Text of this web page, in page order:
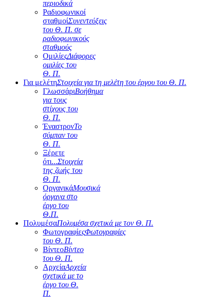
περιοδικά
Ραδιοφωνικοί
σταθμοίΣυνεντεύξεις
του Θ. Π. σε
ραδιοφωνικούς
σταθμούς
ΟμιλίεςΔιάφορες
ομιλίες του
Θ. Π.
Για μελέτηΣτοιχεία για τη μελέτη του έργου του Θ. Π.
ΓλωσσάριΒοήθημα
για τους
στίχους του
Θ. Π.
ΈναστρονΤο
σύμπαν του
Θ. Π.
Ξέρετε
ότι...Στοιχεία
της ζωής του
Θ. Π.
ΟργανικάΜουσικά
όργανα στο
έργο του
Θ.Π.
ΠολυμέσαΠολυμέσα σχετικά με τον Θ. Π.
ΦωτογραφίεςΦωτογραφίες
του Θ. Π.
ΒίντεοΒίντεο
του Θ. Π.
ΑρχείαΑρχεία
σχετικά με το
έργο του Θ.
Π.